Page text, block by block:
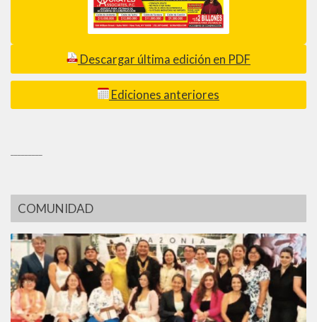
Descargar última edición en PDF
Ediciones anteriores
COMUNIDAD